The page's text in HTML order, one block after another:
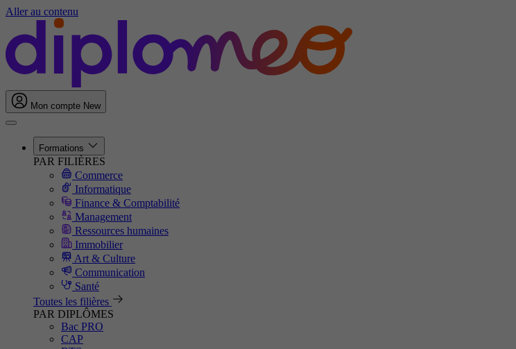
Aller au contenu
Mon compte New
Formations
PAR FILIÈRES
Commerce
Informatique
Finance & Comptabilité
Management
Ressources humaines
Immobilier
Art & Culture
Communication
Santé
Toutes les filières
PAR DIPLÔMES
Bac PRO
CAP